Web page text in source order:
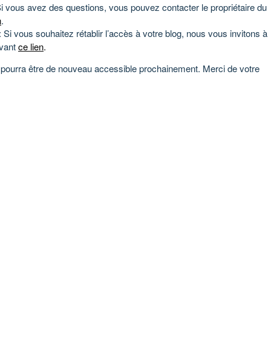
vous avez des questions, vous pouvez contacter le propriétaire du
.
: Si vous souhaitez rétablir l’accès à votre blog, nous vous invitons à
ce lien.
être de nouveau accessible prochainement. Merci de votre